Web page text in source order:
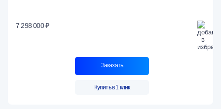
7 298 000 ₽
Заказать
Купить в 1 клик